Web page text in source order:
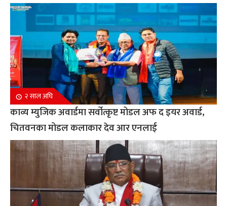
२ साल अघि
काव्य म्युजिक अवार्डमा सर्वोत्कृष्ट मोडल अफ द इयर अवार्ड,
चितवनका मोडल कलाकार देव आर एनलाई